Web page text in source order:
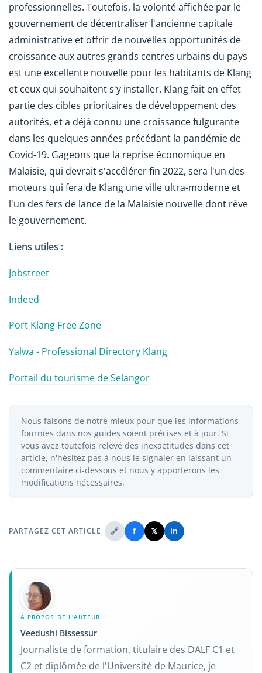
professionnelles. Toutefois, la volonté affichée par le
gouvernement de décentraliser l'ancienne capitale
administrative et offrir de nouvelles opportunités de
croissance aux autres grands centres urbains du pays
est une excellente nouvelle pour les habitants de Klang
et ceux qui souhaitent s'y installer. Klang fait en effet
partie des cibles prioritaires de développement des
autorités, et a déjà connu une croissance fulgurante
dans les quelques années précédant la pandémie de
Covid-19. Gageons que la reprise économique en
Malaisie, qui devrait s'accélérer fin 2022, sera l'un des
moteurs qui fera de Klang une ville ultra-moderne et
l'un des fers de lance de la Malaisie nouvelle dont rêve
le gouvernement.
Liens utiles :
Jobstreet
Indeed
Port Klang Free Zone
Yalwa - Professional Directory Klang
Portail du tourisme de Selangor
Nous faisons de notre mieux pour que les informations
fournies dans nos guides soient précises et à jour. Si
vous avez toutefois relevé des inexactitudes dans cet
article, n'hésitez pas à nous le signaler en laissant un
commentaire ci-dessous et nous y apporterons les
modifications nécessaires.
PARTAGEZ CET ARTICLE 🔗 f 𝕏 in
À PROPOS DE L'AUTEUR
Veedushi Bissessur
Journaliste de formation, titulaire des DALF C1 et
C2 et diplômée de l'Université de Maurice, je